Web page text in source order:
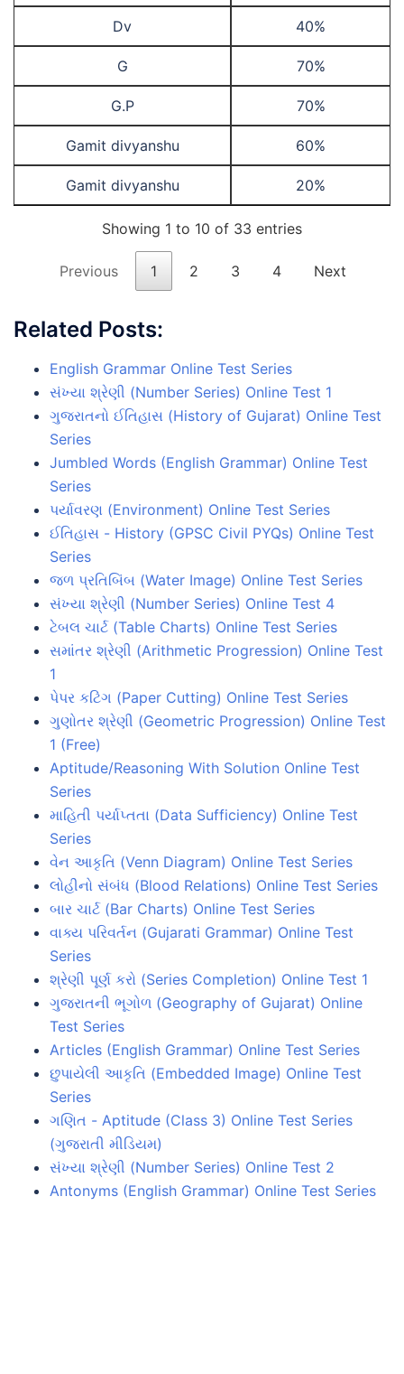
Dv 40%
G 70%
G.P 70%
Gamit divyanshu 60%
Gamit divyanshu 20%
Showing 1 to 10 of 33 entries
Previous 1 2 3 4 Next
Related Posts:
English Grammar Online Test Series
સંખ્યા શ્રેણી (Number Series) Online Test 1
ગુજરાતનો ઈતિહાસ (History of Gujarat) Online Test
Series
Jumbled Words (English Grammar) Online Test
Series
પર્યાવરણ (Environment) Online Test Series
ઈતિહાસ - History (GPSC Civil PYQs) Online Test
Series
જળ પ્રતિબિંબ (Water Image) Online Test Series
સંખ્યા શ્રેણી (Number Series) Online Test 4
ટેબલ ચાર્ટ (Table Charts) Online Test Series
સમાંતર શ્રેણી (Arithmetic Progression) Online Test
1
પેપર કટિંગ (Paper Cutting) Online Test Series
ગુણોતર શ્રેણી (Geometric Progression) Online Test
1 (Free)
Aptitude/Reasoning With Solution Online Test
Series
માહિતી પર્યાપ્તતા (Data Sufficiency) Online Test
Series
વેન આકૃતિ (Venn Diagram) Online Test Series
લોહીનો સંબંધ (Blood Relations) Online Test Series
બાર ચાર્ટ (Bar Charts) Online Test Series
વાક્ય પરિવર્તન (Gujarati Grammar) Online Test
Series
શ્રેણી પૂર્ણ કરો (Series Completion) Online Test 1
ગુજરાતની ભૂગોળ (Geography of Gujarat) Online
Test Series
Articles (English Grammar) Online Test Series
છુપાયેલી આકૃતિ (Embedded Image) Online Test
Series
ગણિત - Aptitude (Class 3) Online Test Series
(ગુજરાતી મીડિયમ)
સંખ્યા શ્રેણી (Number Series) Online Test 2
Antonyms (English Grammar) Online Test Series